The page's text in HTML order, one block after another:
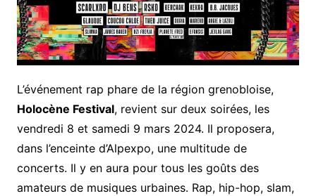
L’événement rap phare de la région grenobloise,
Holocène Festival, revient sur deux soirées, les
vendredi 8 et samedi 9 mars 2024. Il proposera,
dans l’enceinte d’Alpexpo, une multitude de
concerts. Il y en aura pour tous les goûts des
amateurs de musiques urbaines. Rap, hip-hop, slam,